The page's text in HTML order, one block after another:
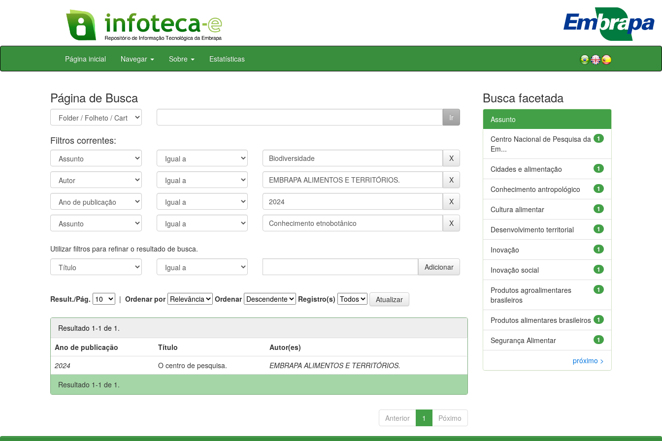
Skip
Página inicial Navegar Sobre Estatísticas
Página de Busca
Filtros correntes:
Utilizar filtros para refinar o resultado de busca.
Result./Pág. | Ordenar por Ordenar Registro(s)
Resultado 1-1 de 1.
Ano de publicação
Título
Autor(es)
2024
O centro de pesquisa.
EMBRAPA ALIMENTOS E TERRITÓRIOS.
Resultado 1-1 de 1.
Anterior 1 Póximo
Busca facetada
Assunto
1
Centro Nacional de Pesquisa da
Em...
1
Cidades e alimentação
1
Conhecimento antropológico
1
Cultura alimentar
1
Desenvolvimento territorial
1
Inovação
1
Inovação social
1
Produtos agroalimentares
brasileiros
1
Produtos alimentares brasileiros
1
Segurança Alimentar
próximo >